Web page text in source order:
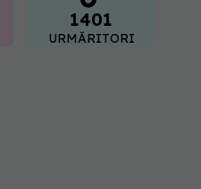
1401
URMĂRITORI